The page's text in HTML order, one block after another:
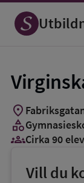
location_on
category
groups_3Cirka 90
Vill du